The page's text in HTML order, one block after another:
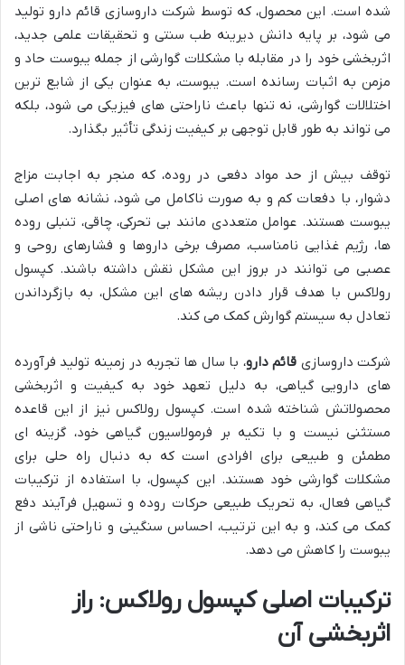
شده است. این محصول، که توسط شرکت داروسازی قائم دارو تولید
می شود، بر پایه دانش دیرینه طب سنتی و تحقیقات علمی جدید،
اثربخشی خود را در مقابله با مشکلات گوارشی از جمله یبوست حاد و
مزمن به اثبات رسانده است. یبوست، به عنوان یکی از شایع ترین
اختلالات گوارشی، نه تنها باعث ناراحتی های فیزیکی می شود، بلکه
می تواند به طور قابل توجهی بر کیفیت زندگی تأثیر بگذارد.
توقف بیش از حد مواد دفعی در روده، که منجر به اجابت مزاج
دشوار، با دفعات کم و به صورت ناکامل می شود، نشانه های اصلی
یبوست هستند. عوامل متعددی مانند بی تحرکی، چاقی، تنبلی روده
ها، رژیم غذایی نامناسب، مصرف برخی داروها و فشارهای روحی و
عصبی می توانند در بروز این مشکل نقش داشته باشند. کپسول
رولاکس با هدف قرار دادن ریشه های این مشکل، به بازگرداندن
تعادل به سیستم گوارش کمک می کند.
شرکت داروسازی قائم دارو، با سال ها تجربه در زمینه تولید فرآورده
های دارویی گیاهی، به دلیل تعهد خود به کیفیت و اثربخشی
محصولاتش شناخته شده است. کپسول رولاکس نیز از این قاعده
مستثنی نیست و با تکیه بر فرمولاسیون گیاهی خود، گزینه ای
مطمئن و طبیعی برای افرادی است که به دنبال راه حلی برای
مشکلات گوارشی خود هستند. این کپسول، با استفاده از ترکیبات
گیاهی فعال، به تحریک طبیعی حرکات روده و تسهیل فرآیند دفع
کمک می کند، و به این ترتیب، احساس سنگینی و ناراحتی ناشی از
یبوست را کاهش می دهد.
ترکیبات اصلی کپسول رولاکس: راز
اثربخشی آن